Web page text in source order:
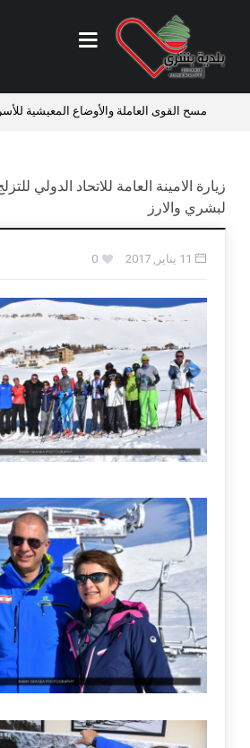
العاملة والأوضاع المعيشية للأسر في لبنان
زيارة الامينة العامة للاتحاد الدولي
لبشري والارز
11 يناير, 2017 0